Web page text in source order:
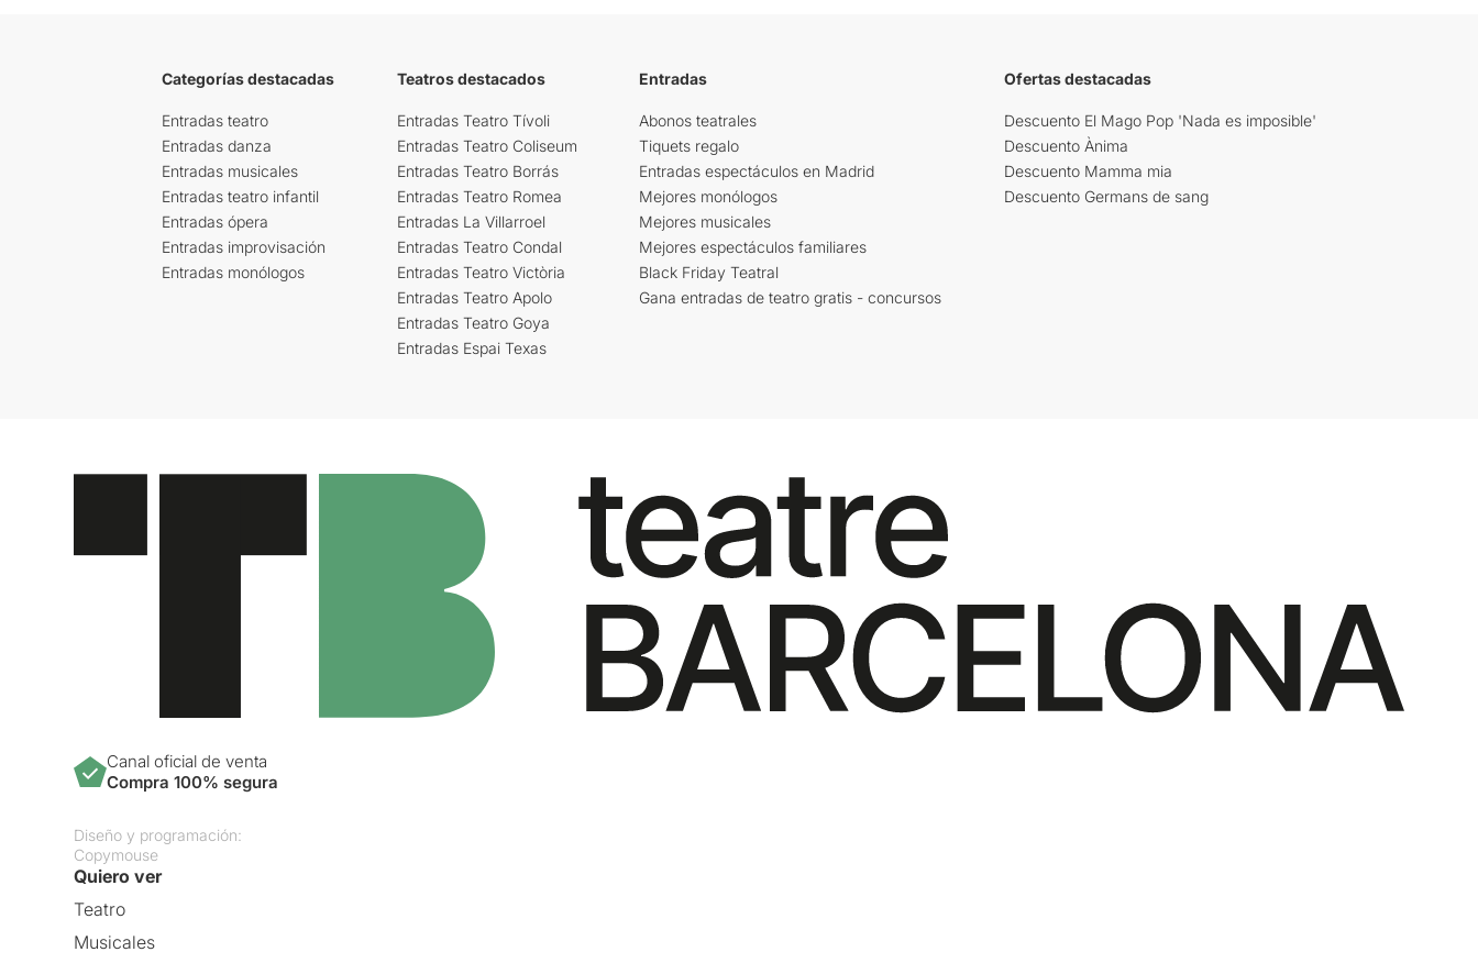
Categorías destacadas
Entradas teatro
Entradas danza
Entradas musicales
Entradas teatro infantil
Entradas ópera
Entradas improvisación
Entradas monólogos
Teatros destacados
Entradas Teatro Tívoli
Entradas Teatro Coliseum
Entradas Teatro Borrás
Entradas Teatro Romea
Entradas La Villarroel
Entradas Teatro Condal
Entradas Teatro Victòria
Entradas Teatro Apolo
Entradas Teatro Goya
Entradas Espai Texas
Entradas
Abonos teatrales
Tiquets regalo
Entradas espectáculos en Madrid
Mejores monólogos
Mejores musicales
Mejores espectáculos familiares
Black Friday Teatral
Gana entradas de teatro gratis - concursos
Ofertas destacadas
Descuento El Mago Pop 'Nada es imposible'
Descuento Ànima
Descuento Mamma mia
Descuento Germans de sang
Canal oficial de venta
Compra 100% segura
Diseño y programación:
Copymouse
Quiero ver
Teatro
Musicales